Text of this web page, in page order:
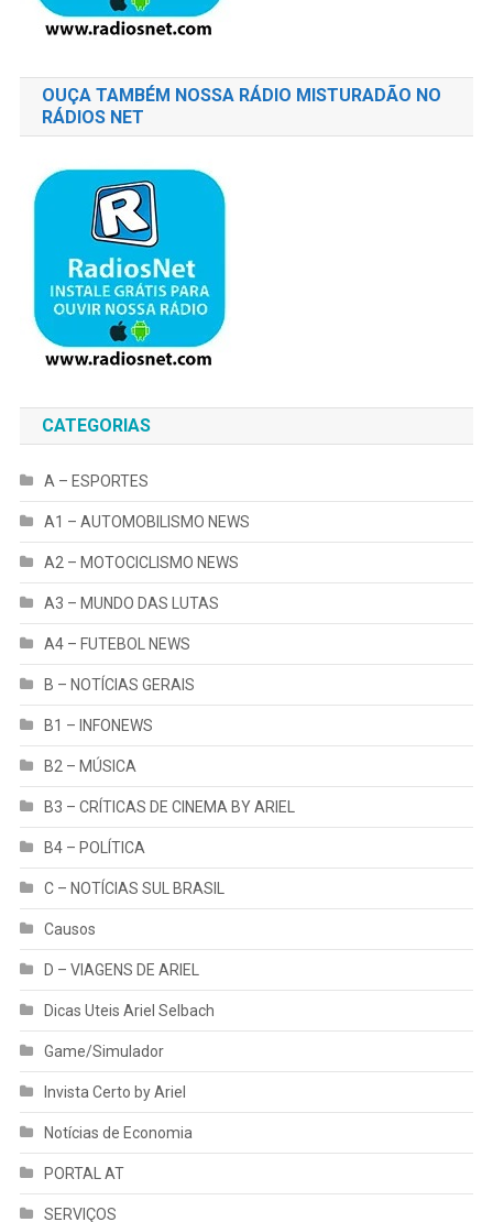
OUÇA TAMBÉM NOSSA RÁDIO MISTURADÃO NO
RÁDIOS NET
CATEGORIAS
A – ESPORTES
A1 – AUTOMOBILISMO NEWS
A2 – MOTOCICLISMO NEWS
A3 – MUNDO DAS LUTAS
A4 – FUTEBOL NEWS
B – NOTÍCIAS GERAIS
B1 – INFONEWS
B2 – MÚSICA
B3 – CRÍTICAS DE CINEMA BY ARIEL
B4 – POLÍTICA
C – NOTÍCIAS SUL BRASIL
Causos
D – VIAGENS DE ARIEL
Dicas Uteis Ariel Selbach
Game/Simulador
Invista Certo by Ariel
Notícias de Economia
PORTAL AT
SERVIÇOS